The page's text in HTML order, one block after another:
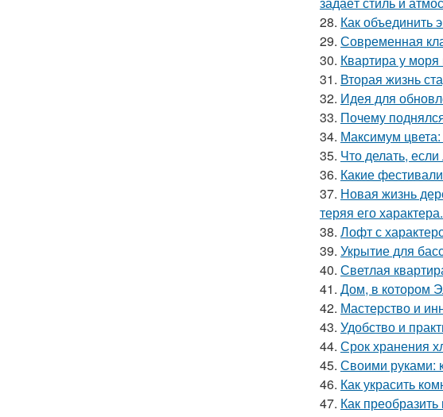
28. Как объединить
29. Современная
30. Квартира у
31. Вторая жизнь
32. Идея для
33. Почему
34. Максимум
35. Что делать,
36. Какие
37. Новая жизнь
теряя его характера.
38. Лофт с
39. Укрытие для
40. Светлая
41. Дом, в котором
42. Мастерство и
43. Удобство и
44. Срок хранения
45. Своими руками:
46. Как украсить
47. Как